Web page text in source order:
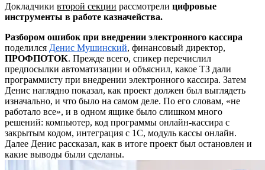
Докладчики второй секции рассмотрели цифровые
инструменты в работе казначейства.
Разбором ошибок при внедрении электронного кассира
поделился Денис Мушинский, финансовый директор,
ПРОФПОТОК. Прежде всего, спикер перечислил
предпосылки автоматизации и объяснил, какое ТЗ дали
программисту при внедрении электронного кассира. Затем
Денис наглядно показал, как проект должен был выглядеть
изначально, и что было на самом деле. По его словам, «не
работало все», и в одном ящике было слишком много
решений: компьютер, код программы онлайн-кассира с
закрытым кодом, интеграция с 1С, модуль кассы онлайн.
Далее Денис рассказал, как в итоге проект был остановлен и
какие выводы были сделаны.